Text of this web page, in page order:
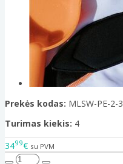
Prekės kodas: MLSW-PE-2-3
Turimas kiekis: 4
3499€ su PVM